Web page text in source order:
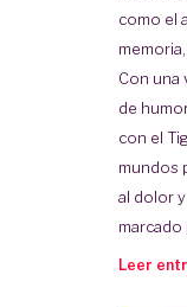
como el
Con una
de
con el
mundos
al dolor
marcado
Leer